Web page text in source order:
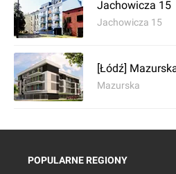
Jachowicza 15
Jachowicza 15
[Łódź]
Mazurska
POPULARNE REGIONY